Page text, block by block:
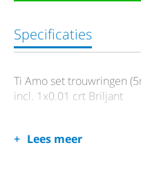
Specificaties
Ti Amo set trouwringen
incl. 1x0.01 crt Briljant
Lees meer